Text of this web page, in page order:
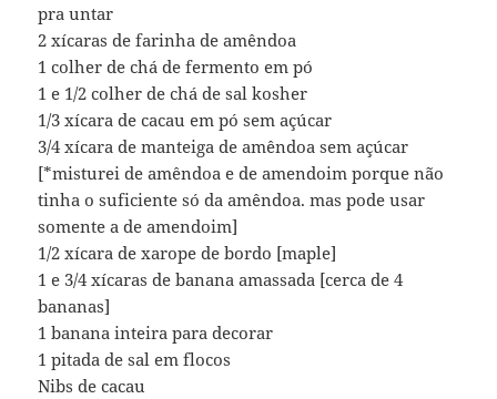
pra untar
2 xícaras de farinha de amêndoa
1 colher de chá de fermento em pó
1 e 1/2 colher de chá de sal kosher
1/3 xícara de cacau em pó sem açúcar
3/4 xícara de manteiga de amêndoa sem açúcar
[*misturei de amêndoa e de amendoim porque não
tinha o suficiente só da amêndoa. mas pode usar
somente a de amendoim]
1/2 xícara de xarope de bordo [maple]
1 e 3/4 xícaras de banana amassada [cerca de 4
bananas]
1 banana inteira para decorar
1 pitada de sal em flocos
Nibs de cacau